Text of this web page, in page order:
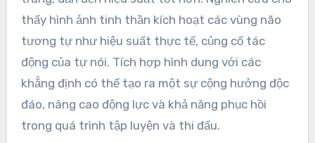
thấy hình ảnh tinh thần kích hoạt các vùng não
tương tự như hiệu suất thực tế, củng cố tác
động của tự nói. Tích hợp hình dung với các
khẳng định có thể tạo ra một sự cộng hưởng độc
đáo, nâng cao động lực và khả năng phục hồi
trong quá trình tập luyện và thi đấu.